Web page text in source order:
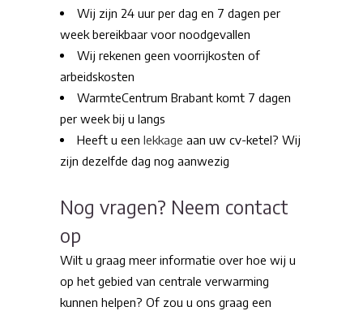
Wij zijn 24 uur per dag en 7 dagen per
week bereikbaar voor noodgevallen
Wij rekenen geen voorrijkosten of
arbeidskosten
WarmteCentrum Brabant komt 7 dagen
per week bij u langs
Heeft u een lekkage aan uw cv-ketel? Wij
zijn dezelfde dag nog aanwezig
Nog vragen? Neem contact
op
Wilt u graag meer informatie over hoe wij u
op het gebied van centrale verwarming
kunnen helpen? Of zou u ons graag een